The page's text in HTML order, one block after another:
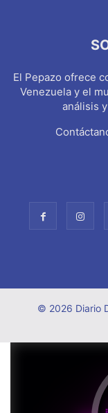
El Pepazo ofrece
Venezuela y el
análisis
© 2026 Diario